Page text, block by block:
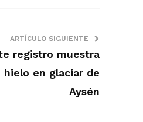
ARTÍCULO SIGUIENTE
registro muestra
en glaciar de
Aysén